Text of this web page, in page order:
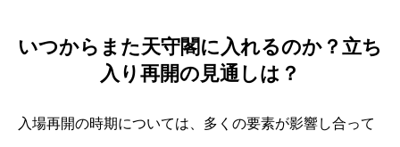
いつからまた天守閣に入れるのか？立ち
入り再開の見通しは？
入場再開の時期については、多くの要素が影響し合って